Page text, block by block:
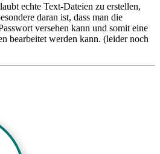
echte Text-Dateien zu erstellen,
daran ist, dass man die
versehen kann und somit eine
bearbeitet werden kann. (leider noch